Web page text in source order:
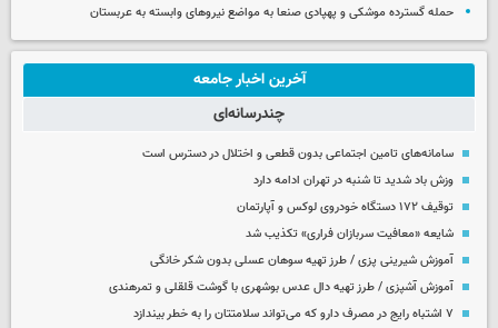
حمله گسترده موشکی و پهپادی صنعا به مواضع نیروهای وابسته به عربستان
آخرین اخبار جامعه
چندرسانه‌ای
سامانه‌های تامین اجتماعی بدون قطعی و اختلال در دسترس است
وزش باد شدید تا شنبه در تهران ادامه دارد
توقیف ۱۷۲ دستگاه خودروی لوکس و آپارتمان
شایعه «معافیت سربازان فراری» تکذیب شد
آموزش شیرینی پزی / طرز تهیه سوهان عسلی بدون شکر خانگی
آموزش آشپزی / طرز تهیه دال عدس بوشهری با گوشت قلقلی و تمرهندی
۷ اشتباه رایج در مصرف دارو که می‌تواند سلامتتان را به خطر بیندازد